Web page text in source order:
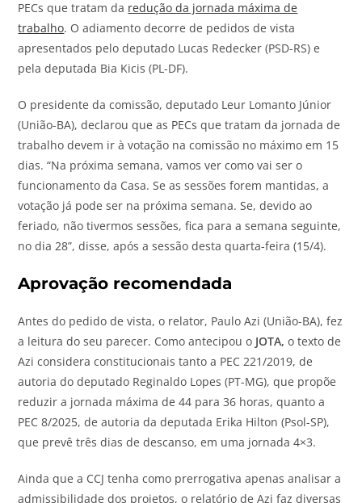
PECs que tratam da redução da jornada máxima de
trabalho. O adiamento decorre de pedidos de vista
apresentados pelo deputado Lucas Redecker (PSD-RS) e
pela deputada Bia Kicis (PL-DF).
O presidente da comissão, deputado Leur Lomanto Júnior
(União-BA), declarou que as PECs que tratam da jornada de
trabalho devem ir à votação na comissão no máximo em 15
dias. “Na próxima semana, vamos ver como vai ser o
funcionamento da Casa. Se as sessões forem mantidas, a
votação já pode ser na próxima semana. Se, devido ao
feriado, não tivermos sessões, fica para a semana seguinte,
no dia 28”, disse, após a sessão desta quarta-feira (15/4).
Aprovação recomendada
Antes do pedido de vista, o relator, Paulo Azi (União-BA), fez
a leitura do seu parecer. Como antecipou o JOTA, o texto de
Azi considera constitucionais tanto a PEC 221/2019, de
autoria do deputado Reginaldo Lopes (PT-MG), que propõe
reduzir a jornada máxima de 44 para 36 horas, quanto a
PEC 8/2025, de autoria da deputada Erika Hilton (Psol-SP),
que prevê três dias de descanso, em uma jornada 4×3.
Ainda que a CCJ tenha como prerrogativa apenas analisar a
admissibilidade dos projetos, o relatório de Azi faz diversas